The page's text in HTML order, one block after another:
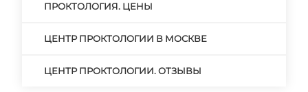
ПРОКТОЛОГИЯ. ЦЕНЫ
ЦЕНТР ПРОКТОЛОГИИ В МОСКВЕ
ЦЕНТР ПРОКТОЛОГИИ. ОТЗЫВЫ